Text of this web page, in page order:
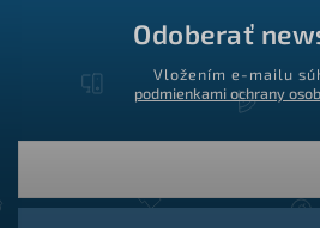
Odoberať
Vložením e-mailu
podmienkami ochrany